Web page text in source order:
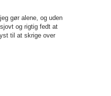
gør alene, og uden
og rigtig fedt at
til at skrige over